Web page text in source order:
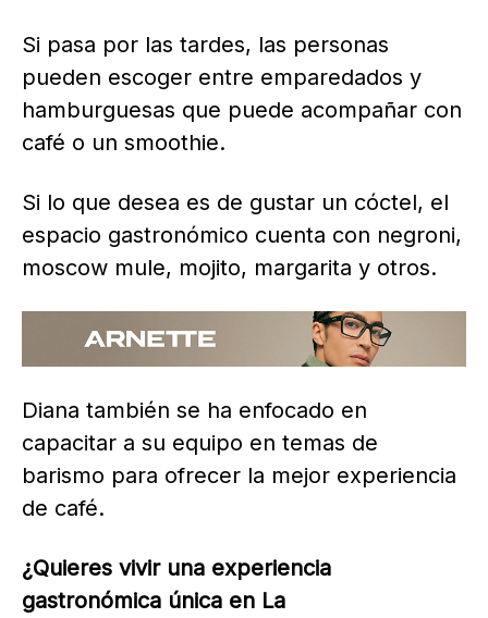
Si pasa por las tardes, las personas
pueden escoger entre emparedados y
hamburguesas que puede acompañar con
café o un smoothie.
Si lo que desea es de gustar un cóctel, el
espacio gastronómico cuenta con negroni,
moscow mule, mojito, margarita y otros.
Diana también se ha enfocado en
capacitar a su equipo en temas de
barismo para ofrecer la mejor experiencia
de café.
¿Quieres vivir una experiencia
gastronómica única en La